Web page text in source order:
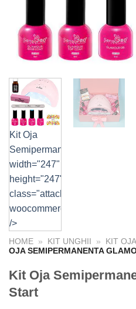
Kit Oja
Semipermanenta"
width="247"
height="247"
class="attachment-
woocommerce_thumbnail"
/>
HOME » KIT UNGHII » KIT
OJA SEMIPERMANENTA
Kit Oja
Start